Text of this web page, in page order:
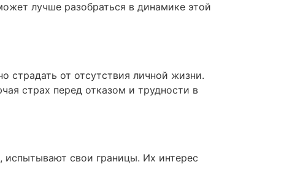
лучше разобраться в динамике этой
страдать от отсутствия личной жизни.
страх перед отказом и трудности в
свои границы. Их интерес